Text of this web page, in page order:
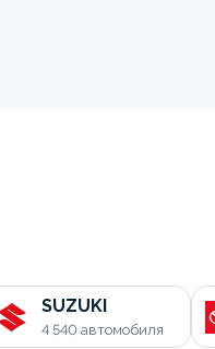
SUZUKI
4 540 автомобиля